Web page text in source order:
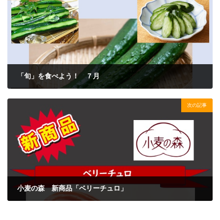
「旬」を食べよう！ ７月
次の記事
小麦の森 新商品「ベリーチュロ」